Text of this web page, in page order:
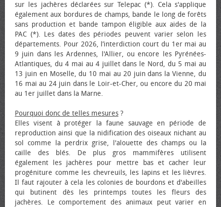
sur les jachères déclarées sur Telepac (*). Cela s'applique
également aux bordures de champs, bande le long de forêts
sans production et bande tampon éligible aux aides de la
PAC (*). Les dates des périodes peuvent varier selon les
départements. Pour 2026, l’interdiction court du 1er mai au
9 juin dans les Ardennes, l'Allier, ou encore les Pyrénées-
Atlantiques, du 4 mai au 4 juillet dans le Nord, du 5 mai au
13 juin en Moselle, du 10 mai au 20 juin dans la Vienne, du
16 mai au 24 juin dans le Loir-et-Cher, ou encore du 20 mai
au 1er juillet dans la Marne.
Pourquoi donc de telles mesures ?
Elles visent à protéger la faune sauvage en période de
reproduction ainsi que la nidification des oiseaux nichant au
sol comme la perdrix grise, l'alouette des champs ou la
caille des blés. De plus gros mammifères utilisent
également les jachères pour mettre bas et cacher leur
progéniture comme les chevreuils, les lapins et les lièvres.
Il faut rajouter à cela les colonies de bourdons et d'abeilles
qui butinent dès les printemps toutes les fleurs des
jachères. Le comportement des animaux peut varier en